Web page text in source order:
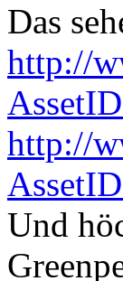
Das
http://
http://
Und